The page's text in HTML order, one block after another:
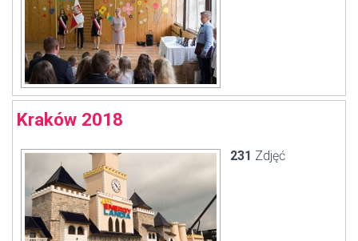
Kraków 2018
231 Zdjęć